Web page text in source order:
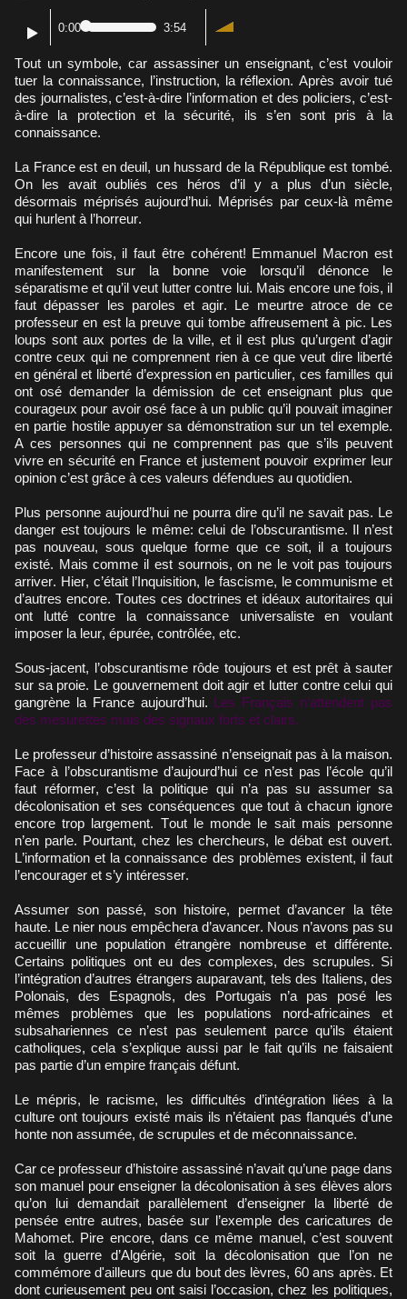
0:00 3:54
Tout un symbole, car assassiner un enseignant, c’est vouloir
tuer la connaissance, l’instruction, la réflexion. Après avoir tué
des journalistes, c’est-à-dire l’information et des policiers, c’est-
à-dire la protection et la sécurité, ils s’en sont pris à la
connaissance.
La France est en deuil, un hussard de la République est tombé.
On les avait oubliés ces héros d’il y a plus d’un siècle,
désormais méprisés aujourd’hui. Méprisés par ceux-là même
qui hurlent à l’horreur.
Encore une fois, il faut être cohérent! Emmanuel Macron est
manifestement sur la bonne voie lorsqu’il dénonce le
séparatisme et qu’il veut lutter contre lui. Mais encore une fois, il
faut dépasser les paroles et agir. Le meurtre atroce de ce
professeur en est la preuve qui tombe affreusement à pic. Les
loups sont aux portes de la ville, et il est plus qu’urgent d’agir
contre ceux qui ne comprennent rien à ce que veut dire liberté
en général et liberté d’expression en particulier, ces familles qui
ont osé demander la démission de cet enseignant plus que
courageux pour avoir osé face à un public qu’il pouvait imaginer
en partie hostile appuyer sa démonstration sur un tel exemple.
A ces personnes qui ne comprennent pas que s’ils peuvent
vivre en sécurité en France et justement pouvoir exprimer leur
opinion c’est grâce à ces valeurs défendues au quotidien.
Plus personne aujourd’hui ne pourra dire qu’il ne savait pas. Le
danger est toujours le même: celui de l’obscurantisme. Il n’est
pas nouveau, sous quelque forme que ce soit, il a toujours
existé. Mais comme il est sournois, on ne le voit pas toujours
arriver. Hier, c’était l’Inquisition, le fascisme, le communisme et
d’autres encore. Toutes ces doctrines et idéaux autoritaires qui
ont lutté contre la connaissance universaliste en voulant
imposer la leur, épurée, contrôlée, etc.
Sous-jacent, l’obscurantisme rôde toujours et est prêt à sauter
sur sa proie. Le gouvernement doit agir et lutter contre celui qui
gangrène la France aujourd’hui. Les Français n’attendent pas
des mesurettes mais des signaux forts et clairs.
Le professeur d’histoire assassiné n’enseignait pas à la maison.
Face à l’obscurantisme d’aujourd’hui ce n’est pas l’école qu’il
faut réformer, c’est la politique qui n’a pas su assumer sa
décolonisation et ses conséquences que tout à chacun ignore
encore trop largement. Tout le monde le sait mais personne
n’en parle. Pourtant, chez les chercheurs, le débat est ouvert.
L’information et la connaissance des problèmes existent, il faut
l’encourager et s’y intéresser.
Assumer son passé, son histoire, permet d’avancer la tête
haute. Le nier nous empêchera d’avancer. Nous n’avons pas su
accueillir une population étrangère nombreuse et différente.
Certains politiques ont eu des complexes, des scrupules. Si
l’intégration d’autres étrangers auparavant, tels des Italiens, des
Polonais, des Espagnols, des Portugais n’a pas posé les
mêmes problèmes que les populations nord-africaines et
subsahariennes ce n’est pas seulement parce qu’ils étaient
catholiques, cela s’explique aussi par le fait qu’ils ne faisaient
pas partie d’un empire français défunt.
Le mépris, le racisme, les difficultés d’intégration liées à la
culture ont toujours existé mais ils n’étaient pas flanqués d’une
honte non assumée, de scrupules et de méconnaissance.
Car ce professeur d’histoire assassiné n’avait qu’une page dans
son manuel pour enseigner la décolonisation à ses élèves alors
qu’on lui demandait parallèlement d’enseigner la liberté de
pensée entre autres, basée sur l’exemple des caricatures de
Mahomet. Pire encore, dans ce même manuel, c’est souvent
soit la guerre d’Algérie, soit la décolonisation que l’on ne
commémore d'ailleurs que du bout des lèvres, 60 ans après. Et
dont curieusement peu ont saisi l’occasion, chez les politiques,